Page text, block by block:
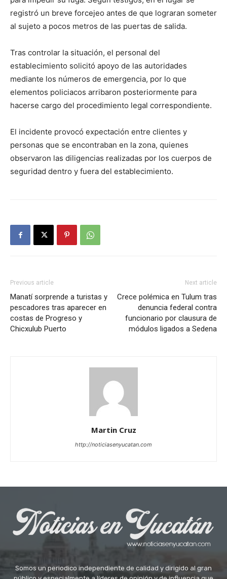
registró un breve forcejeo antes de que lograran someter
al sujeto a pocos metros de las puertas de salida.
Tras controlar la situación, el personal del
establecimiento solicitó apoyo de las autoridades
mediante los números de emergencia, por lo que
elementos policiacos arribaron posteriormente para
hacerse cargo del procedimiento legal correspondiente.
El incidente provocó expectación entre clientes y
personas que se encontraban en la zona, quienes
observaron las diligencias realizadas por los cuerpos de
seguridad dentro y fuera del establecimiento.
Previous article
Manatí sorprende a turistas y
pescadores tras aparecer en
costas de Progreso y
Chicxulub Puerto
Next article
Crece polémica en Tulum tras
denuncia federal contra
funcionario por clausura de
módulos ligados a Sedena
Martin Cruz
http://noticiasenyucatan.com
Somos un periodico independiente de calidad y dirigido al gran